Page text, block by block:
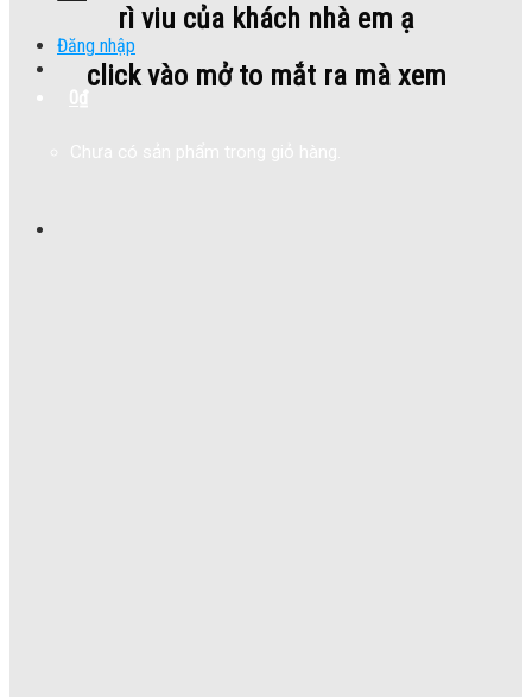
Đăng nhập
rì viu của khách nhà em ạ
click vào mở to mắt ra mà xem